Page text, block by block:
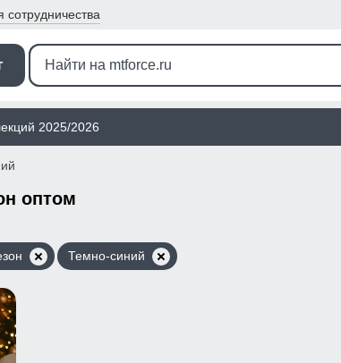
сотрудничества
2025/2026
оптом
Темно-синий